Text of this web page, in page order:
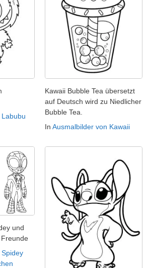
Kawaii Bubble Tea übersetzt
auf Deutsch wird zu Niedlicher
Bubble Tea.
In Ausmalbilder von Kawaii
und